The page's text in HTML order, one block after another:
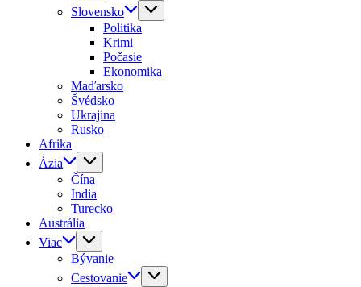
Slovensko
Politika
Krimi
Počasie
Ekonomika
Maďarsko
Švédsko
Ukrajina
Rusko
Afrika
Ázia
Čína
India
Turecko
Austrália
Viac
Bývanie
Cestovanie